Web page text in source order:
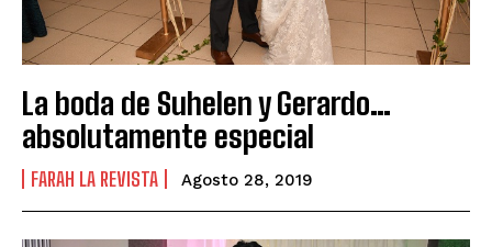
La boda de Suhelen y Gerardo…
absolutamente especial
FARAH LA REVISTA Agosto 28, 2019